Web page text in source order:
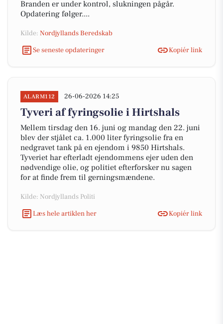
Branden er under kontrol, slukningen pågår.
Opdatering følger....
Kilde: Nordjyllands Beredskab
Se seneste opdateringer
Kopiér link
ALARM112 26-06-2026 14:25
Tyveri af fyringsolie i Hirtshals
Mellem tirsdag den 16. juni og mandag den 22. juni
blev der stjålet ca. 1.000 liter fyringsolie fra en
nedgravet tank på en ejendom i 9850 Hirtshals.
Tyveriet har efterladt ejendommens ejer uden den
nødvendige olie, og politiet efterforsker nu sagen
for at finde frem til gerningsmændene.
Kilde: Nordjyllands Politi
Læs hele artiklen her
Kopiér link